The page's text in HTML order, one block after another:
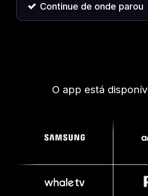
Continue de onde parou
O app está